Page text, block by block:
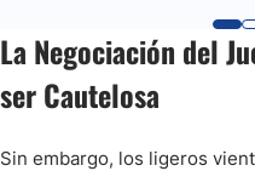
La Negociación del
ser Cautelosa
Sin embargo, los ligeros